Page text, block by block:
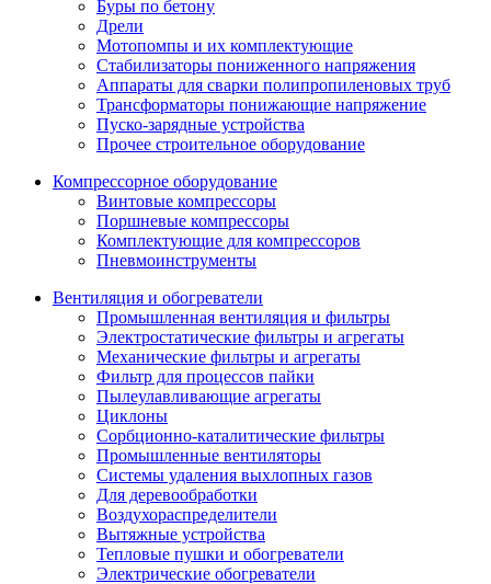
Буры по бетону
Дрели
Мотопомпы и их комплектующие
Стабилизаторы пониженного напряжения
Аппараты для сварки полипропиленовых труб
Трансформаторы понижающие напряжение
Пуско-зарядные устройства
Прочее строительное оборудование
Компрессорное оборудование
Винтовые компрессоры
Поршневые компрессоры
Комплектующие для компрессоров
Пневмоинструменты
Вентиляция и обогреватели
Промышленная вентиляция и фильтры
Электростатические фильтры и агрегаты
Механические фильтры и агрегаты
Фильтр для процессов пайки
Пылеулавливающие агрегаты
Циклоны
Сорбционно-каталитические фильтры
Промышленные вентиляторы
Системы удаления выхлопных газов
Для деревообработки
Воздухораспределители
Вытяжные устройства
Тепловые пушки и обогреватели
Электрические обогреватели